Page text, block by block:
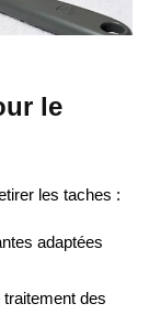
le
les taches :
adaptées
des